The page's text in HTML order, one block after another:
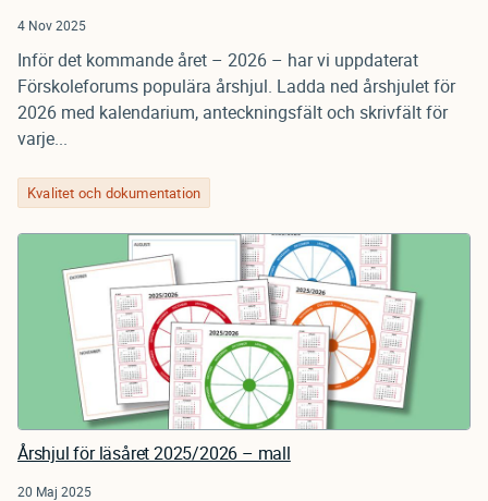
4 Nov 2025
Inför det kommande året – 2026 – har vi uppdaterat
Förskoleforums populära årshjul. Ladda ned årshjulet för
2026 med kalendarium, anteckningsfält och skrivfält för
varje...
Kvalitet och dokumentation
Årshjul för läsåret 2025/2026 – mall
20 Maj 2025